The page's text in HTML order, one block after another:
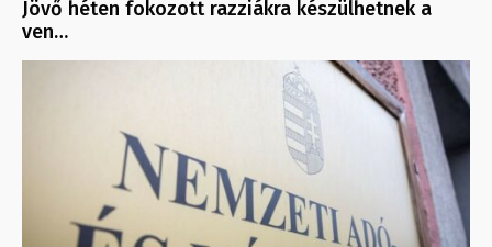
Jövő héten fokozott razziákra készülhetnek a
ven…